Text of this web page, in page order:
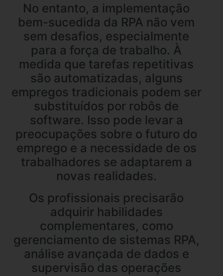
No entanto, a implementação
bem-sucedida da RPA não vem
sem desafios, especialmente
para a força de trabalho. À
medida que tarefas repetitivas
são automatizadas, alguns
empregos tradicionais podem ser
substituídos por robôs de
software. Isso pode levar a
preocupações sobre o futuro do
emprego e a necessidade de os
trabalhadores se adaptarem a
novas realidades.
Os profissionais precisarão
adquirir habilidades
complementares, como
gerenciamento de sistemas RPA,
análise avançada de dados e
supervisão das operações